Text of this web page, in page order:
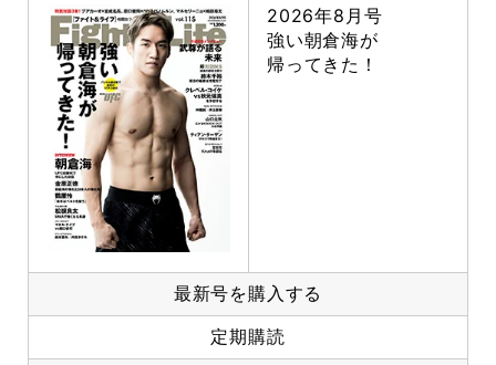
2026年8月号
強い朝倉海が
帰ってきた！
最新号を購入する
定期購読